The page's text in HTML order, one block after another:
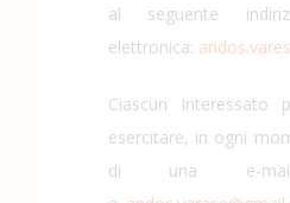
al seguente
elettronica:
Ciascun Interessato
esercitare, in ogni
di una e-mail